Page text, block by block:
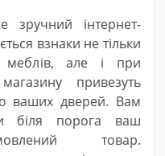
зручний інтернет-
взнаки не тільки
меблів, але і при
привезуть
ваших дверей. Вам
біля порога ваш
товар.